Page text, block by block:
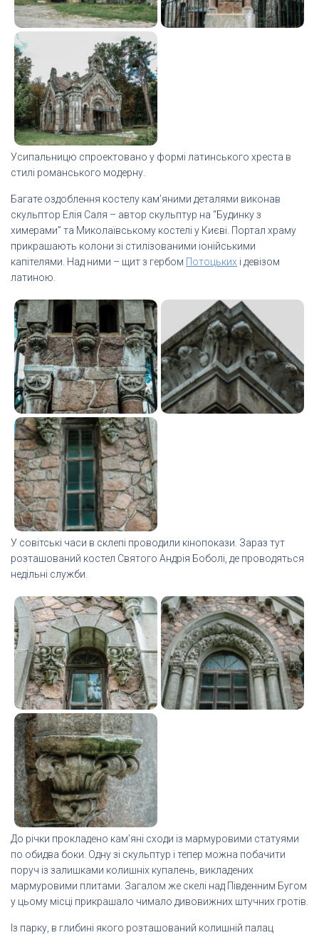
Усипальницю спроектовано у формі латинського хреста в
стилі романського модерну.
Багате оздоблення костелу кам’яними деталями виконав
скульптор Елія Саля – автор скульптур на “Будинку з
химерами” та Миколаївському костелі у Києві. Портал храму
прикрашають колони зі стилізованими іонійськими
капітелями. Над ними – щит з гербом Потоцьких і девізом
латиною.
У совітські часи в склепі проводили кінопокази. Зараз тут
розташований костел Святого Андрія Боболі, де проводяться
недільні служби.
До річки прокладено кам’яні сходи із мармуровими статуями
по обидва боки. Одну зі скульптур і тепер можна побачити
поруч із залишками колишніх купалень, викладених
мармуровими плитами. Загалом же скелі над Південним Бугом
у цьому місці прикрашало чимало дивовижних штучних гротів.
Із парку, в глибині якого розташований колишній палац